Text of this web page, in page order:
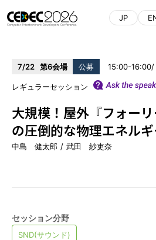
タイムテーブル
JP
7/22 第6会場 公募 15:00-16:00
レギュラーセッション
大規模！屋外『フォーリ
の圧倒的な物理エネル
中島 健太郎 武田 紗吏奈
セッション分野
SND(サウンド)